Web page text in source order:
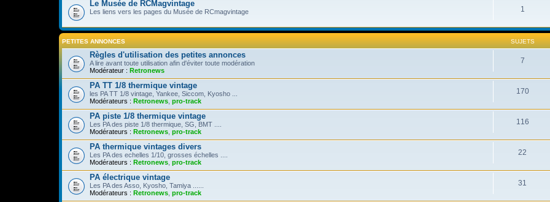
Le Musée de RCMagvintage
Les liens vers les pages du Musée de RCmagvintage 1
PETITES ANNONCES SUJETS
Règles d'utilisation des petites annonces
A lire avant toute utilisation afin d'éviter toute modération
Modérateur : Retronews
7
PA TT 1/8 thermique vintage
les PA TT 1/8 vintage, Yankee, Siccom, Kyosho ...
Modérateurs : Retronews pro-track
170
PA piste 1/8 thermique vintage
Les PA des piste 1/8 thermique, SG, BMT ....
Modérateurs : Retronews pro-track
116
PA thermique vintages divers
Les PA des echelles 1/10, grosses échelles ....
Modérateurs : Retronews pro-track
22
PA électrique vintage
Les PA des Asso, Kyosho, Tamiya ......
Modérateurs : Retronews pro-track
31